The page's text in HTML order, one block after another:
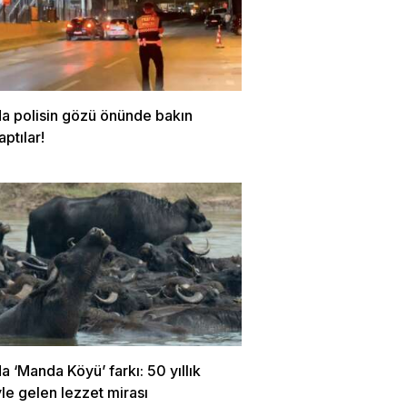
polisin gözü önünde bakın
‘Manda Köyü’ farkı: 50 yıllık
gelen lezzet mirası